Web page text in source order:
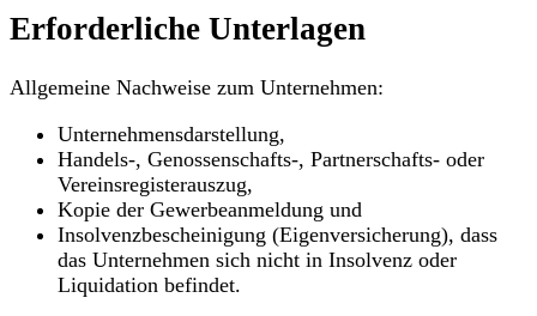
Erforderliche Unterlagen
Allgemeine Nachweise zum Unternehmen:
Unternehmensdarstellung,
Handels-, Genossenschafts-, Partnerschafts- oder
Vereinsregisterauszug,
Kopie der Gewerbeanmeldung und
Insolvenzbescheinigung (Eigenversicherung), dass
das Unternehmen sich nicht in Insolvenz oder
Liquidation befindet.